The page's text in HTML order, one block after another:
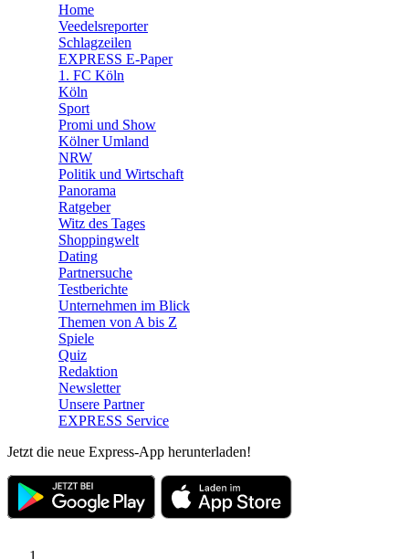
Home
Veedelsreporter
Schlagzeilen
EXPRESS E-Paper
1. FC Köln
Köln
Sport
Promi und Show
Kölner Umland
NRW
Politik und Wirtschaft
Panorama
Ratgeber
Witz des Tages
Shoppingwelt
Dating
Partnersuche
Testberichte
Unternehmen im Blick
Themen von A bis Z
Spiele
Quiz
Redaktion
Newsletter
Unsere Partner
EXPRESS Service
Jetzt die neue Express-App herunterladen!